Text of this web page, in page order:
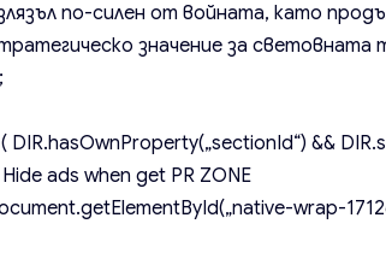
по-силен от войната, като
значение за световната
DIR.hasOwnProperty(„sectionId“) &&
ads when get PR ZONE
wrap-